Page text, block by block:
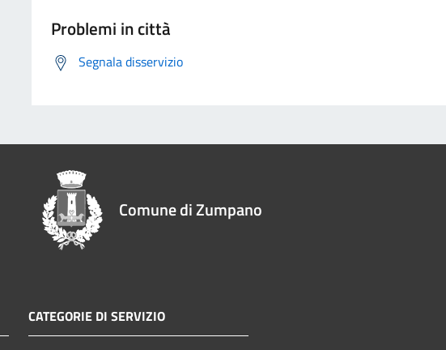
Problemi in città
Segnala disservizio
Comune di Zumpano
CATEGORIE DI SERVIZIO